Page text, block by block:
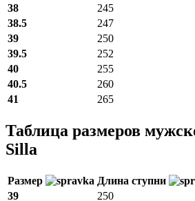
38
245
38.5
247
39
250
39.5
252
40
255
40.5
260
41
265
Таблица размеров
Silla
Размер
Длина ступни
39
250